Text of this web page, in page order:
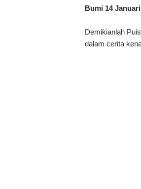
Bumi 14
Demikianlah
dalam cerita